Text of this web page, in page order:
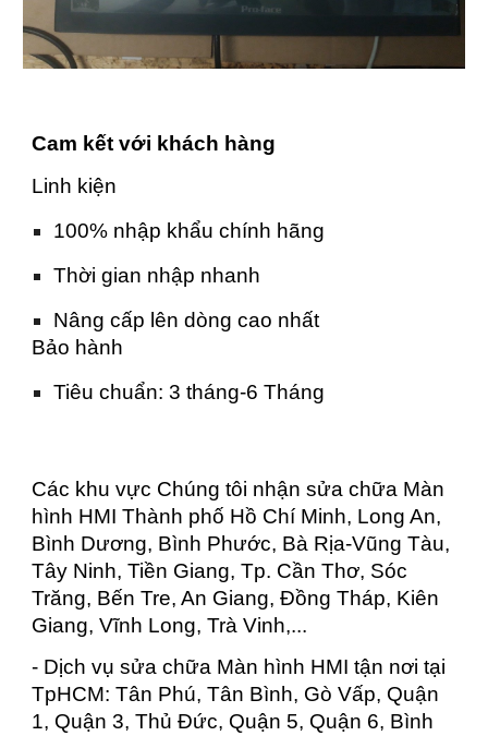
Cam kết với khách hàng
Linh kiện
100% nhập khẩu chính hãng
Thời gian nhập nhanh
Nâng cấp lên dòng cao nhất
Bảo hành
Tiêu chuẩn: 3 tháng-6 Tháng
Các khu vực Chúng tôi nhận sửa chữa Màn
hình HMI Thành phố Hồ Chí Minh, Long An,
Bình Dương, Bình Phước, Bà Rịa-Vũng Tàu,
Tây Ninh, Tiền Giang, Tp. Cần Thơ, Sóc
Trăng, Bến Tre, An Giang, Đồng Tháp, Kiên
Giang, Vĩnh Long, Trà Vinh,...
- Dịch vụ sửa chữa Màn hình HMI tận nơi tại
TpHCM: Tân Phú, Tân Bình, Gò Vấp, Quận
1, Quận 3, Thủ Đức, Quận 5, Quận 6, Bình